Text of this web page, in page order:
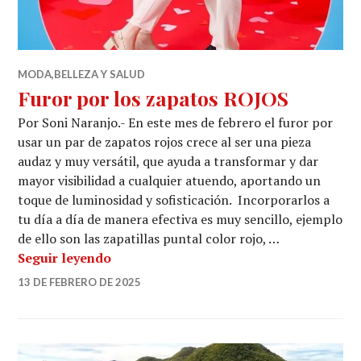
MODA,BELLEZA Y SALUD
Furor por los zapatos ROJOS
Por Soni Naranjo.- En este mes de febrero el furor por
usar un par de zapatos rojos crece al ser una pieza
audaz y muy versátil, que ayuda a transformar y dar
mayor visibilidad a cualquier atuendo, aportando un
toque de luminosidad y sofisticación. Incorporarlos a
tu día a día de manera efectiva es muy sencillo, ejemplo
de ello son las zapatillas puntal color rojo, …
Seguir leyendoFuror por los zapatos ROJOS
13 DE FEBRERO DE 2025